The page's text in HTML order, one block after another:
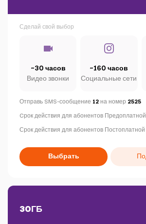
Сделай свой выбор
~30 часов
Видео звонки
~160 часов
Социальные сети
Отправь SMS-сообщение 12 на номер 2525
Cрок действия для абонентов
Срок действия для абонентов
Выбрать
30ГБ